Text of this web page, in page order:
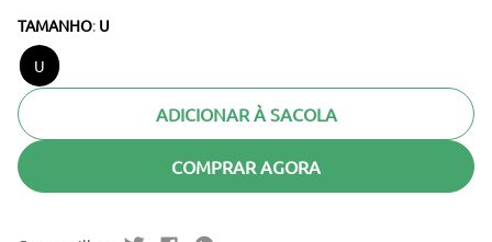
TAMANHO: U
U
ADICIONAR À SACOLA
COMPRAR AGORA